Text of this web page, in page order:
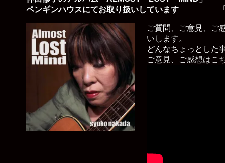
ペンギンハウスにてお取り扱いしています 「
ご質問、ご意見、ご
いします。
どんなちょっとした
ご意見、ご感想はこ